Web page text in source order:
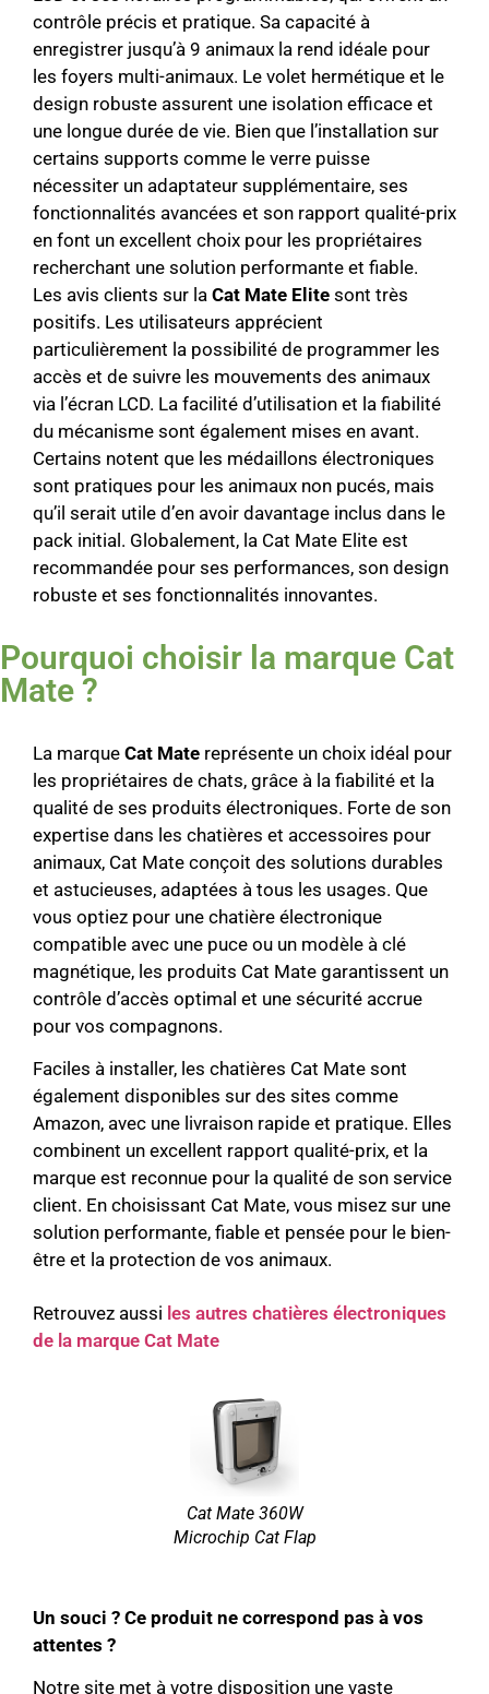
contrôle précis et pratique. Sa capacité à
enregistrer jusqu’à 9 animaux la rend idéale pour
les foyers multi-animaux. Le volet hermétique et le
design robuste assurent une isolation efficace et
une longue durée de vie. Bien que l’installation sur
certains supports comme le verre puisse
nécessiter un adaptateur supplémentaire, ses
fonctionnalités avancées et son rapport qualité-prix
en font un excellent choix pour les propriétaires
recherchant une solution performante et fiable.
Les avis clients sur la Cat Mate Elite sont très
positifs. Les utilisateurs apprécient
particulièrement la possibilité de programmer les
accès et de suivre les mouvements des animaux
via l’écran LCD. La facilité d’utilisation et la fiabilité
du mécanisme sont également mises en avant.
Certains notent que les médaillons électroniques
sont pratiques pour les animaux non pucés, mais
qu’il serait utile d’en avoir davantage inclus dans le
pack initial. Globalement, la Cat Mate Elite est
recommandée pour ses performances, son design
robuste et ses fonctionnalités innovantes.
Pourquoi choisir la marque Cat
Mate ?
La marque Cat Mate représente un choix idéal pour
les propriétaires de chats, grâce à la fiabilité et la
qualité de ses produits électroniques. Forte de son
expertise dans les chatières et accessoires pour
animaux, Cat Mate conçoit des solutions durables
et astucieuses, adaptées à tous les usages. Que
vous optiez pour une chatière électronique
compatible avec une puce ou un modèle à clé
magnétique, les produits Cat Mate garantissent un
contrôle d’accès optimal et une sécurité accrue
pour vos compagnons.
Faciles à installer, les chatières Cat Mate sont
également disponibles sur des sites comme
Amazon, avec une livraison rapide et pratique. Elles
combinent un excellent rapport qualité-prix, et la
marque est reconnue pour la qualité de son service
client. En choisissant Cat Mate, vous misez sur une
solution performante, fiable et pensée pour le bien-
être et la protection de vos animaux.
Retrouvez aussi les autres chatières électroniques
de la marque Cat Mate
Cat Mate 360W
Microchip Cat Flap
Un souci ? Ce produit ne correspond pas à vos
attentes ?
Notre site met à votre disposition une vaste